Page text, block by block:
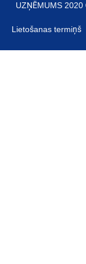
UZŅĒMUMS 2020
Lietošanas termiņš